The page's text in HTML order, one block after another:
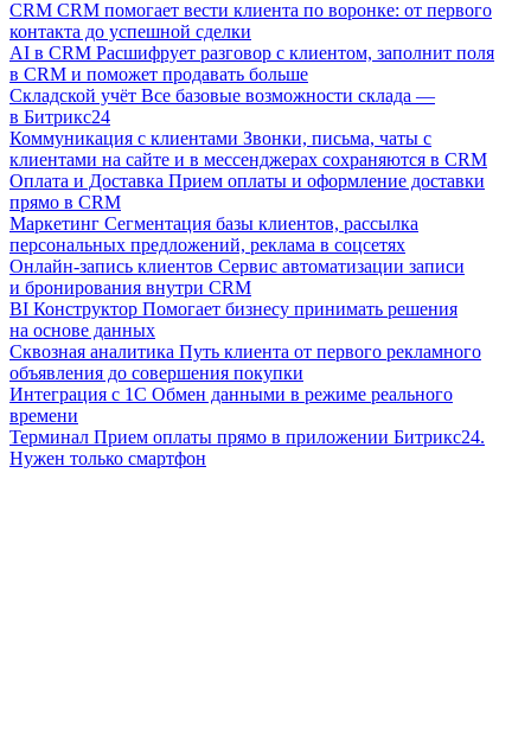
CRM CRM помогает вести клиента по воронке: от первого
контакта до успешной сделки
AI в CRM Расшифрует разговор с клиентом, заполнит поля
в CRM и поможет продавать больше
Складской учёт Все базовые возможности склада —
в Битрикс24
Коммуникация с клиентами Звонки, письма, чаты с
клиентами на сайте и в мессенджерах сохраняются в CRM
Оплата и Доставка Прием оплаты и оформление доставки
прямо в CRM
Маркетинг Сегментация базы клиентов, рассылка
персональных предложений, реклама в соцсетях
Онлайн-запись клиентов Сервис автоматизации записи
и бронирования внутри CRM
BI Конструктор Помогает бизнесу принимать решения
на основе данных
Сквозная аналитика Путь клиента от первого рекламного
объявления до совершения покупки
Интеграция с 1С Обмен данными в режиме реального
времени
Терминал Прием оплаты прямо в приложении Битрикс24.
Нужен только смартфон